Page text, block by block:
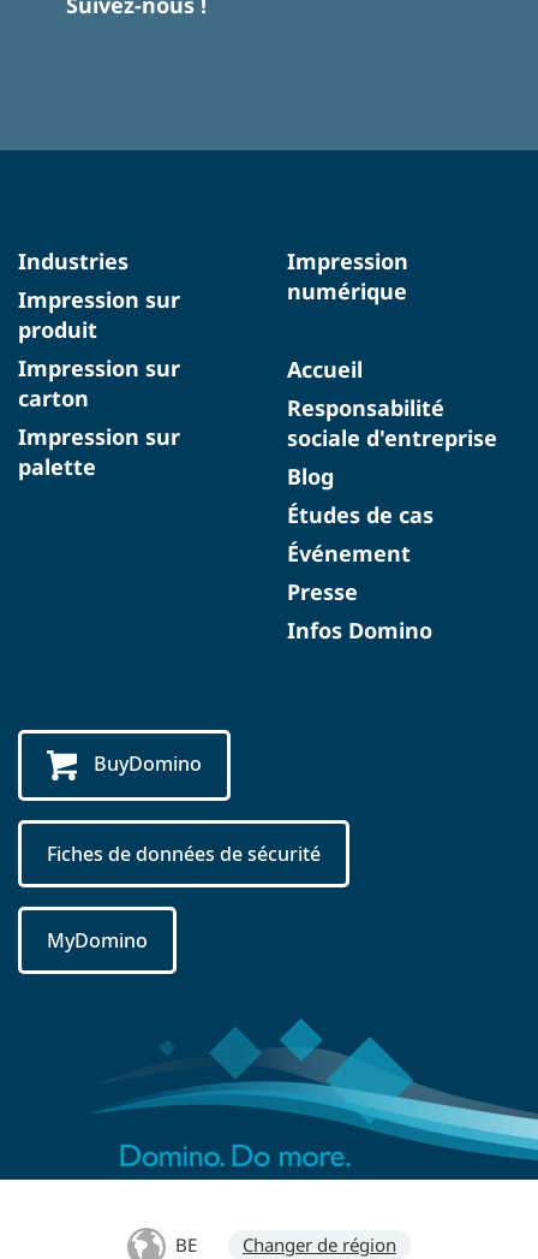
Industries
Impression sur
produit
Impression sur
carton
Impression sur
palette
Impression
numérique
Accueil
Responsabilité
sociale d'entreprise
Blog
Études de cas
Événement
Presse
Infos Domino
BuyDomino
Fiches de données de sécurité
MyDomino
BE Changer de région